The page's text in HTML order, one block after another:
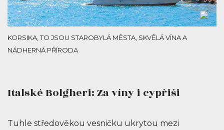
KORSIKA, TO JSOU STAROBYLÁ MĚSTA, SKVĚLÁ VÍNA A
NÁDHERNÁ PŘÍRODA
Italské Bolgheri: Za víny i cypřiši
Tuhle středověkou vesničku ukrytou mezi